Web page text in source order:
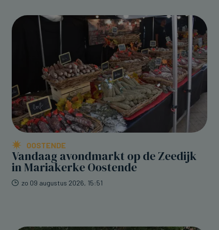
OOSTENDE
Vandaag avondmarkt op de Zeedijk
in Mariakerke Oostende
zo 09 augustus 2026, 15:51